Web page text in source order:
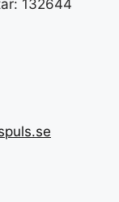
132644